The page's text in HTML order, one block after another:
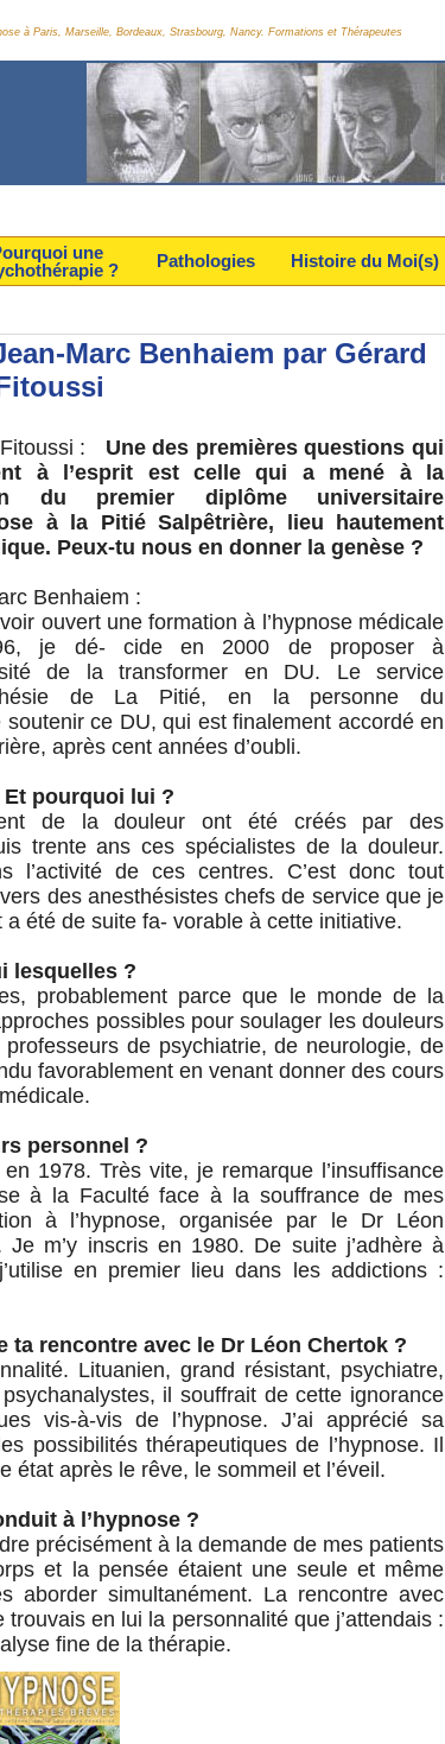
à Paris, Marseille, Bordeaux, Strasbourg, Nancy. Formations et Thérapeutes
une
?
Pathologies Histoire du Moi(s)
Marc Benhaiem par Gérard
: Une des premières questions qui
à l’esprit est celle qui a mené à la
du premier diplôme universitaire
à la Pitié Salpêtrière, lieu hautement
Peux-tu nous en donner la genèse ?
Benhaiem :
ouvert une formation à l’hypnose médicale
je dé- cide en 2000 de proposer à
de la transformer en DU. Le service
de La Pitié, en la personne du
ce DU, qui est finalement accordé en
après cent années d’oubli.
pourquoi lui ?
de la douleur ont été créés par des
trente ans ces spécialistes de la douleur.
l’activité de ces centres. C’est donc tout
des anesthésistes chefs de service que je
été de suite fa- vorable à cette initiative.
lesquelles ?
probablement parce que le monde de la
possibles pour soulager les douleurs
de psychiatrie, de neurologie, de
favorablement en venant donner des cours
personnel ?
1978. Très vite, je remarque l’insuffisance
à la Faculté face à la souffrance de mes
à l’hypnose, organisée par le Dr Léon
Je m’y inscris en 1980. De suite j’adhère à
en premier lieu dans les addictions :
ta rencontre avec le Dr Léon Chertok ?
Lituanien, grand résistant, psychiatre,
il souffrait de cette ignorance
vis-à-vis de l’hypnose. J’ai apprécié sa
possibilités thérapeutiques de l’hypnose. Il
état après le rêve, le sommeil et l’éveil.
à l’hypnose ?
précisément à la demande de mes patients
et la pensée étaient une seule et même
aborder simultanément. La rencontre avec
en lui la personnalité que j’attendais :
fine de la thérapie.